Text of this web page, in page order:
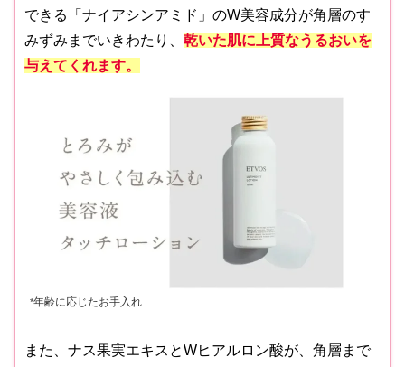
できる「ナイアシンアミド」のW美容成分が角層のす
みずみまでいきわたり、 乾いた肌に上質なうるおいを
与えてくれます。
*年齢に応じたお手入れ
また、ナス果実エキスとWヒアルロン酸が、角層まで